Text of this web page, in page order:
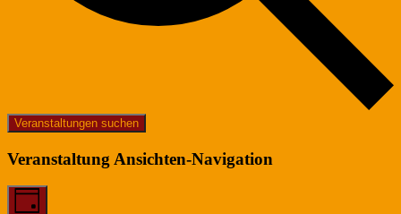
Veranstaltungen suchen
Veranstaltung Ansichten-Navigation